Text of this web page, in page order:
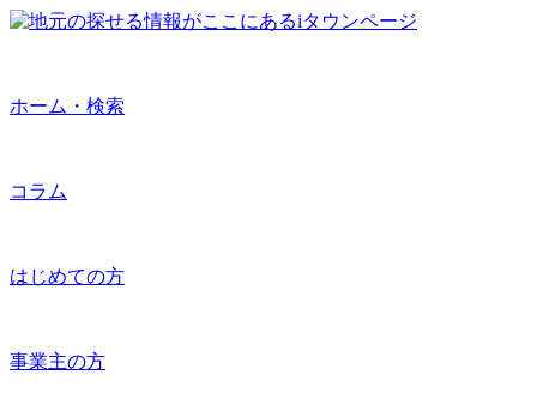
ホーム・検索
コラム
はじめての方
事業主の方